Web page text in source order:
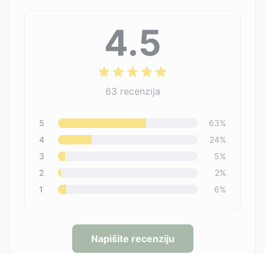
4.5
63 recenzija
5 63%
4
24%
3
5%
2
2%
1
6%
Napišite recenziju